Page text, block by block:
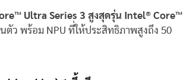
Ultra Series 3 สูงสุดรุ่น Intel® Core™
ตัว พร้อม NPU ที่ให้ประสิทธิภาพสูงถึง 50